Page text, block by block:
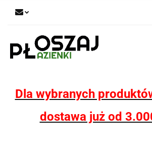
Dla wybranych
dostawa już od